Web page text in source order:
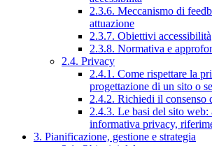
2.3.6. Meccanismo di
attuazione
2.3.7. Obiettivi accessibilità
2.3.8. Normativa e
2.4. Privacy
2.4.1. Come rispettare la
progettazione di un sito o
2.4.2. Richiedi il consenso
2.4.3. Le basi del sito web:
informativa privacy,
3. Pianificazione, gestione e strategia